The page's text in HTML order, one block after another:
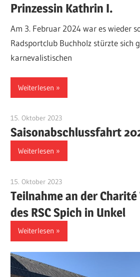
Prinzessin Kathrin I.
Am 3. Februar 2024 war es wieder
Radsportclub Buchholz stürzte sich
karnevalistischen
Weiterlesen
15. Oktober 2023
Saisonabschlussfahrt
Weiterlesen
15. Oktober 2023
Teilnahme an der
des RSC Spich in Unkel
Weiterlesen